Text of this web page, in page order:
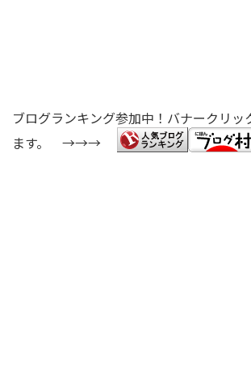
ブログランキング参加中！バナークリッ
ます。 →→→